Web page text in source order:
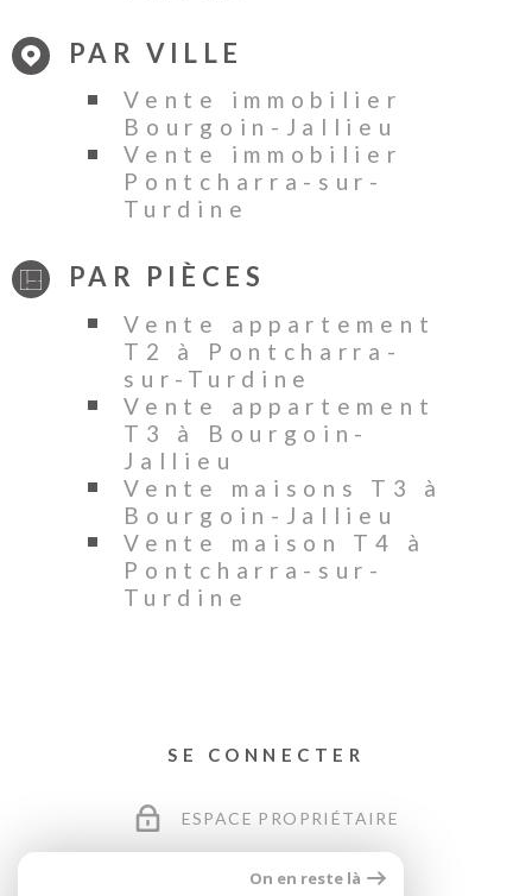
PAR VILLE
Vente immobilier
Bourgoin-Jallieu
Vente immobilier
Pontcharra-sur-
Turdine
PAR PIÈCES
Vente appartement
T2 à Pontcharra-
sur-Turdine
Vente appartement
T3 à Bourgoin-
Jallieu
Vente maisons T3 à
Bourgoin-Jallieu
Vente maison T4 à
Pontcharra-sur-
Turdine
SE CONNECTER
ESPACE PROPRIÉTAIRE
On en reste là